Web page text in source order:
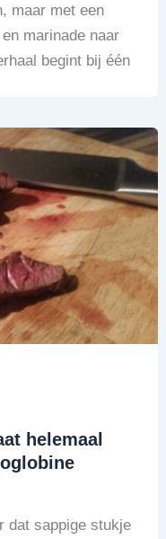
maar met een
marinade naar
begint bij één
helemaal
dat sappige stukje